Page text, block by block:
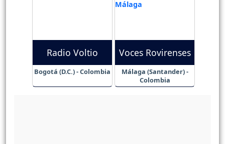
Radio Voltio
Bogotá (D.C.) - Colombia
Voces Rovirenses
Málaga (Santander) -
Colombia